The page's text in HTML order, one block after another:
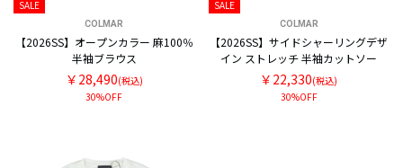
SALE
COLMAR
【2026SS】オープンカラー 麻100％
半袖ブラウス
￥28,490(税込)
30%OFF
SALE
COLMAR
【2026SS】サイドシャーリングデザ
イン ストレッチ 半袖カットソー
￥22,330(税込)
30%OFF